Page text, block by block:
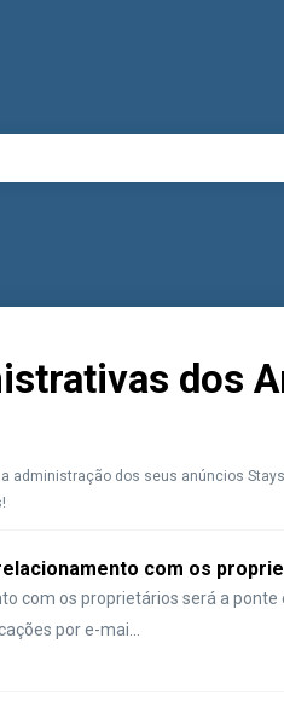
dos
administração dos seus anúncios
com os
com os proprietários será a ponte
por e-mai...